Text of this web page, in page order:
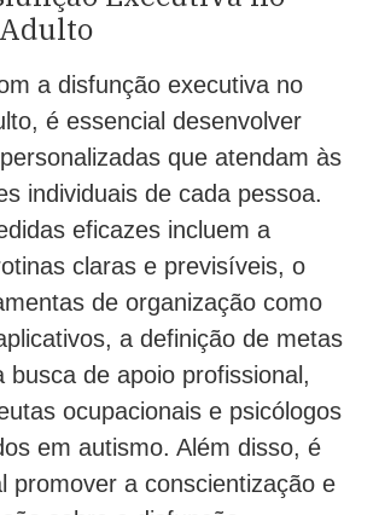
a disfunção executiva no
é essencial desenvolver
que atendam às
individuais de cada pessoa.
eficazes incluem a
claras e previsíveis, o
de organização como
a definição de metas
busca de apoio profissional,
ocupacionais e psicólogos
em autismo. Além disso, é
promover a conscientização e